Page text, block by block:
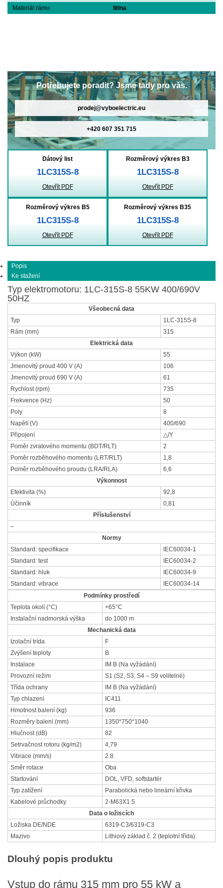
Materiál rámu
litina
Potřebujete poradit? Jsme tady pro vás.
prodej@vyboelectric.eu
+420 607 351 715
Dátový list
1LC315S-8
Otevřít PDF
Rozměrový výkres B3
1LC315S-8
Otevřít PDF
Rozměrový výkres B5
1LC315S-8
Otevřít PDF
Rozměrový výkres B35
1LC315S-8
Otevřít PDF
Popis
Ke stažení
Typ elektromotoru: 1LC-315S-8 55KW 400/690V
50HZ
Všeobecná data
Typ
1LC-315S-8
Rám (mm)
315
Elektrická data
Výkon (kW)
55
Jmenovitý proud 400 V (A)
106
Jmenovitý proud 690 V (A)
61
Rychlost (rpm)
735
Frekvence (Hz)
50
Poly
8
Napětí (V)
400/690
Připojení
△/Y
Poměr zvratového momentu (BDT/RLT)
2
Poměr rozběhového momentu (LRT/RLT)
1,8
Poměr rozběhového proudu (LRA/RLA)
6,6
Výkonnost
Efektivita (%)
92,8
Účinník
0,81
Příslušenství
–
Normy
Standard: specifikace
IEC60034-1
Standard: test
IEC60034-2
Standard: hluk
IEC60034-9
Standard: vibrace
IEC60034-14
Podmínky prostředí
Teplota okolí (°C)
+65°C
Instalační nadmorská výška
do 1000 m
Mechanická data
Izolační trída
F
Zvýšení teploty
B
Instalace
IM B (Na vyžádání)
Provozní režim
S1 (S2, S3, S4 – S9 volitelné)
Třída ochrany
IM B (Na vyžádání)
Typ chlazení
IC411
Hmotnost balení (kg)
936
Rozměry balení (mm)
1350*750*1040
Hlučnost (dB)
82
Setrvačnost rotoru (kg/m2)
4,79
Vibrace (mm/s)
2.8
Směr rotace
Oba
Startování
DOL, VFD, softstartér
Typ zatížení
Parabolická nebo lineární křivka
Kabelové průchodky
2-M63X1.5
Data o ložiscích
Ložiska DE/NDE
6319-C3/6319-C3
Mazivo
Lithiový základ č. 2 (teplotní třída)
Dlouhý popis produktu
Vstup do rámu 315 mm pro 55 kW a